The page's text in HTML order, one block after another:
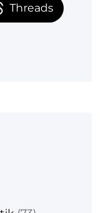
Threads